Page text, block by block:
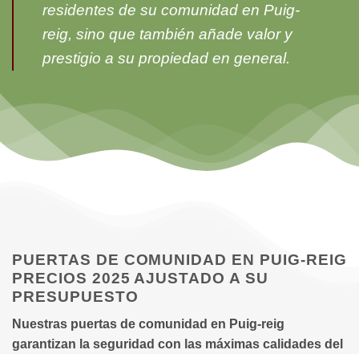
residentes de su comunidad en Puig-
reig, sino que también añade valor y
prestigio a su propiedad en general.
PUERTAS DE COMUNIDAD EN PUIG-REIG
PRECIOS 2025 AJUSTADO A SU
PRESUPUESTO
Nuestras puertas de comunidad en Puig-reig
garantizan la seguridad con las máximas calidades del